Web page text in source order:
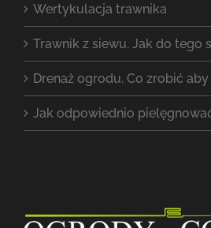
Wertykulacja trawnika
Trawnik z siewu. Jak do tego
Drenaż ogrodu. Co zrobić
Jak odpowiednio